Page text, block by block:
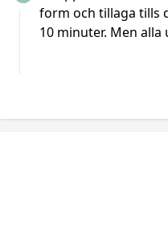
form och tillaga tills
10 minuter. Men